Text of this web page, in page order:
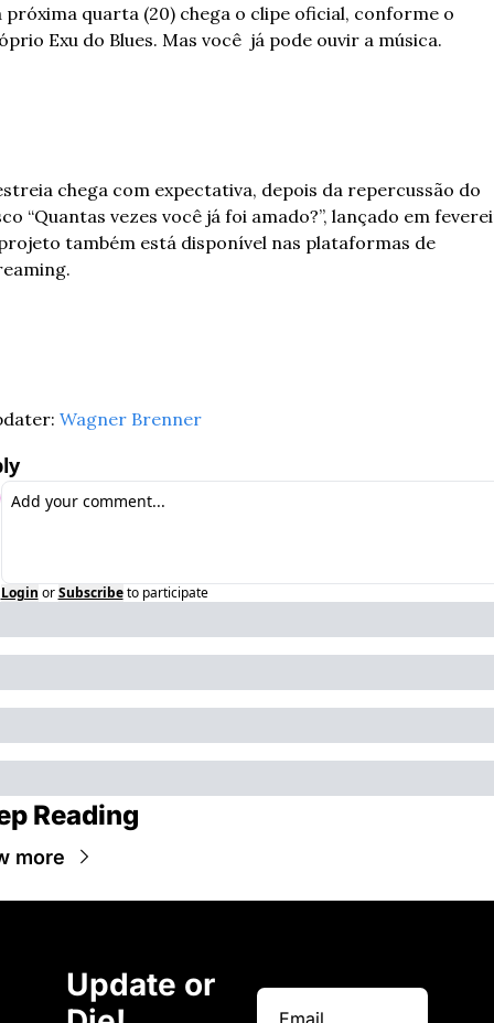
próxima quarta (20) chega o clipe oficial, conforme o
Exu do Blues. Mas você  já pode ouvir a música.
chega com expectativa, depois da repercussão do
“Quantas vezes você já foi amado?”, lançado em
também está disponível nas plataformas de
Wagner Brenner
Login or Subscribe to participate
Reading
more
Update or